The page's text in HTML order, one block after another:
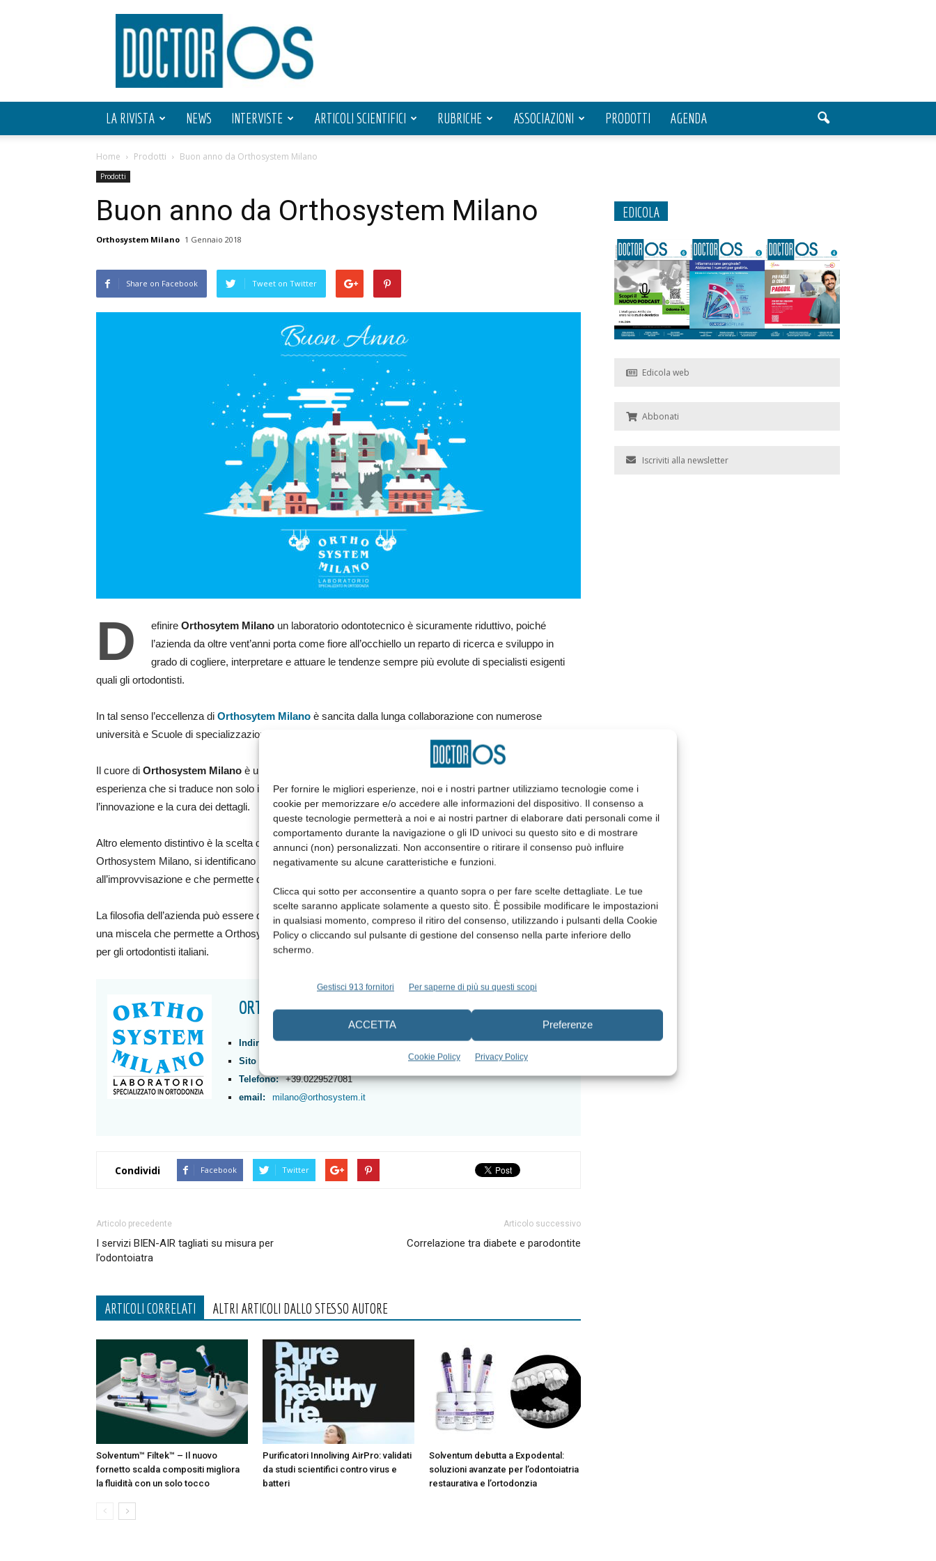
Per fornire le migliori esperienze, noi e i nostri partner utilizziamo tecnologie come i
cookie per memorizzare e/o accedere alle informazioni del dispositivo. Il consenso a
queste tecnologie permetterà a noi e ai nostri partner di elaborare dati personali come il
comportamento durante la navigazione o gli ID univoci su questo sito e di mostrare
annunci (non) personalizzati. Non acconsentire o ritirare il consenso può influire
negativamente su alcune caratteristiche e funzioni.
Clicca qui sotto per acconsentire a quanto sopra o per fare scelte dettagliate. Le tue
scelte saranno applicate solamente a questo sito. È possibile modificare le impostazioni
in qualsiasi momento, compreso il ritiro del consenso, utilizzando i pulsanti della Cookie
Policy o cliccando sul pulsante di gestione del consenso nella parte inferiore dello
schermo.
Gestisci 913 fornitori Per saperne di più su questi scopi
ACCETTA Preferenze
Cookie Policy Privacy Policy
Doctor
OS
LA RIVISTA NEWS INTERVISTE ARTICOLI SCIENTIFICI RUBRICHE ASSOCIAZIONI PRODOTTI AGENDA
Home Prodotti Buon anno da Orthosystem Milano
Prodotti
Buon anno da Orthosystem Milano
Orthosystem Milano 1 Gennaio 2018
Share on Facebook Tweet on Twitter
D efinire Orthosytem Milano un laboratorio odontotecnico è sicuramente riduttivo, poiché
l’azienda da oltre vent’anni porta come fiore all’occhiello un reparto di ricerca e sviluppo in
grado di cogliere, interpretare e attuare le tendenze sempre più evolute di specialisti esigenti
quali gli ortodontisti.
In tal senso l’eccellenza di Orthosytem Milano è sancita dalla lunga collaborazione con numerose
università e Scuole di specializzazione di Ortognatodonzia.
Il cuore di Orthosystem Milano è un team affiatato di professionisti e operatori con alle spalle una corposa
esperienza che si traduce non solo in competenza e perizia, ma anche e soprattutto in attenzione verso
l’innovazione e la cura dei dettagli.
Altro elemento distintivo è la scelta di operare con fornitori di tecnologie, materie prime e servizi che, come
Orthosystem Milano, si identificano in un sistema di qualità aziendale ISO che non lascia spazio
all’improvvisazione e che permette di operare su larga scala e a livello nazionale.
La filosofia dell’azienda può essere quindi sintetizzata in esperienza e tecnologia al servizio della qualità:
una miscela che permette a Orthosystem Milano di proporsi, anno dopo anno, come partner di riferimento
per gli ortodontisti italiani.
ORTHOSYSTEM MILANO
Indirizzo:
Piazza Aspromonte, 35 - 20131 Milano
Sito Internet:
Telefono:
+39.0229527081
email:
milano@orthosystem.it
Condividi Facebook Twitter
Articolo precedente
I servizi BIEN-AIR tagliati su misura per
l’odontoiatra
Articolo successivo
Correlazione tra diabete e parodontite
ARTICOLI CORRELATI ALTRI ARTICOLI DALLO STESSO AUTORE
Solventum™ Filtek™ – Il nuovo
fornetto scalda compositi migliora
la fluidità con un solo tocco
Purificatori Innoliving AirPro: validati
da studi scientifici contro virus e
batteri
Solventum debutta a Expodental:
soluzioni avanzate per l’odontoiatria
restaurativa e l’ortodonzia
EDICOLA
Edicola web
Abbonati
Iscriviti alla newsletter